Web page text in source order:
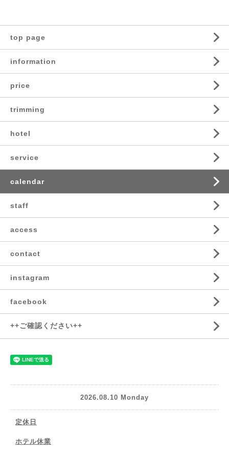
top page
information
price
trimming
hotel
service
calendar
staff
access
contact
instagram
facebook
++ご確認ください++
2026.08.10 Monday
定休日
ホテル休業